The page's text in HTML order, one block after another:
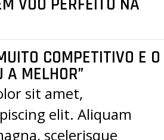
VOO PERFEITO NA
COMPETITIVO E O
A MELHOR”
sit amet,
elit. Aliquam
scelerisque